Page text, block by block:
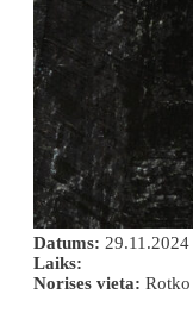
Datums:
Laiks:
Norises vieta: